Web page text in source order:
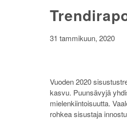
31 tammikuun, 2020
Vuoden 2020
kasvu. Puunsävyjä
mielenkiintoisuutta.
rohkea sisustaja